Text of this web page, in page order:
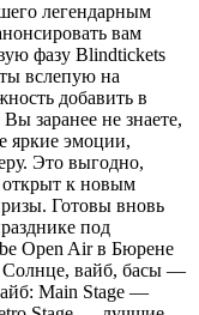
легендарным
вам
фазу Blindtickets
вслепую на
добавить в
заранее не знаете,
яркие эмоции,
Это выгодно,
открыт к новым
Готовы вновь
под
Open Air в Бюрене
Солнце, вайб, басы —
Main Stage —